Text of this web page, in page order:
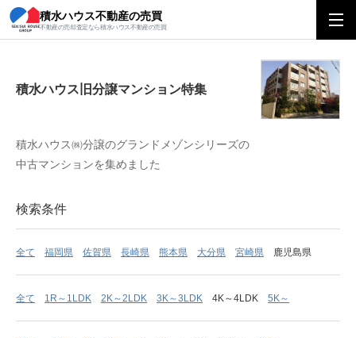
積水ハウス不動産の売買
不動産の売却査定なら積水ハウス不動産の売買
積水ハウス旧分譲マンション特集
積水ハウス旧分譲マンション特集
積水ハウス㈱分譲のグランドメゾンシリーズの
中古マンションを集めました
検索条件
全て 福岡県 佐賀県 長崎県 熊本県 大分県 宮崎県 鹿児島県
全て 1R～1LDK 2K～2LDK 3K～3LDK 4K～4LDK 5K～